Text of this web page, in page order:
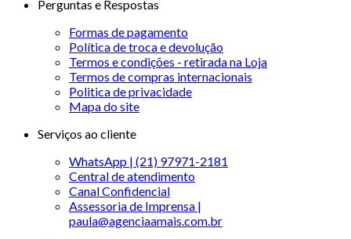
Perguntas e Respostas
Formas de pagamento
Política de troca e devolução
Termos e condições - retirada na Loja
Termos de compras internacionais
Politica de privacidade
Mapa do site
Serviços ao cliente
WhatsApp | (21) 97971-2181
Central de atendimento
Canal Confidencial
Assessoria de Imprensa |
paula@agenciaamais.com.br